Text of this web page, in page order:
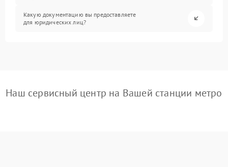
Какую документацию вы предоставляете
для юридических лиц?
Наш сервисный центр на Вашей станции метро